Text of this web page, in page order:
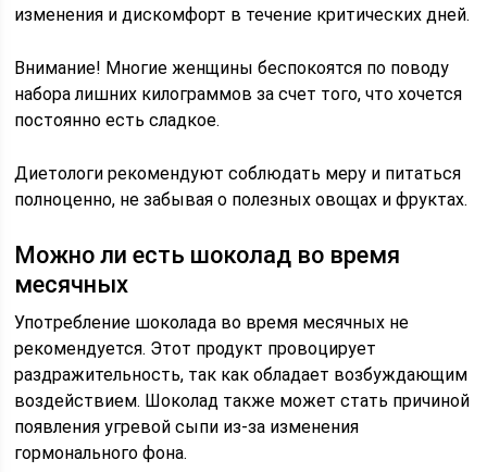
изменения и дискомфорт в течение критических дней.
Внимание! Многие женщины беспокоятся по поводу
набора лишних килограммов за счет того, что хочется
постоянно есть сладкое.
Диетологи рекомендуют соблюдать меру и питаться
полноценно, не забывая о полезных овощах и фруктах.
Можно ли есть шоколад во время
месячных
Употребление шоколада во время месячных не
рекомендуется. Этот продукт провоцирует
раздражительность, так как обладает возбуждающим
воздействием. Шоколад также может стать причиной
появления угревой сыпи из-за изменения
гормонального фона.